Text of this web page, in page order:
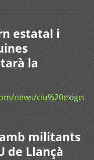
estatal i
la
news/
militants
de Llançà